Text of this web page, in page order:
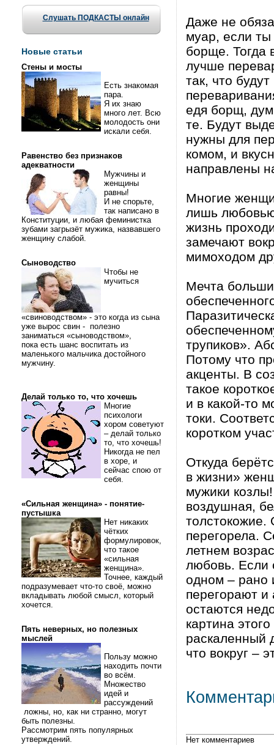
Слушать ПОДКАСТЫ онлайн
Новые статьи
Стены и мосты
Есть знакомая
пара.
Я их знаю
много лет. Всю
молодость они
искали себя.
Равенство без признаков
адекватности
Мужчины и
женщины
равны!
И не спорьте,
так написано в
Конституции, и любая феминистка
зубами загрызёт мужика, назвавшего
женщину слабой.
Сыноводство
Чтобы не
мучиться
«свиноводством» - это когда из сына
уже вырос свин - полезно
заниматься «сыноводством»,
пока есть шанс воспитать из
маленького мальчика достойного
мужчину.
Делай только то, что хочешь
Многие
психологи
хором советуют
– делай только
то, что хочешь!
Никогда не пел
в хоре, и
сейчас спою от
себя.
«Сильная женщина» - понятие-
пустышка
Нет никаких
чётких
формулировок,
что такое
«сильная
женщина».
Точнее, каждый
подразумевает что-то своё, можно
вкладывать любой смысл, который
хочется.
Пять неверных, но полезных
мыслей
Пользу можно
находить почти
во всём.
Множество
идей и
рассуждений
ложны, но, как ни странно, могут
быть полезны.
Рассмотрим пять популярных
утверждений.
Даже не
муар, если
борще. Тогда
лучше
так, что
едя борщ,
те. Будут
нужны для
комом, и
направлены
Многие
лишь
жизнь
замечают
мимоходом
Мечта
трупиков».
Потому что
акценты. В
такое
и в какой-то
токи.
коротком
Откуда
в жизни»
мужики
воздушная,
толстокожие.
перегорела.
летнем
любовь. Если
одном – рано
перегорают
остаются
картина
раскаленный
что вокруг –
Нет комментариев